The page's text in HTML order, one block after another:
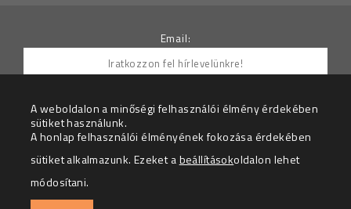
Email:
Hozzájárulok ahhoz, hogy az Adatkezelő részemre
Az adatkezelési tájékoztatót megértettem.
A weboldalon a minőségi felhasználói élmény érdekében
sütiket használunk.
A honlap felhasználói élményének fokozása érdekében
sütiket alkalmazunk. Ezeket abeállításokoldalon lehet
módosítani.